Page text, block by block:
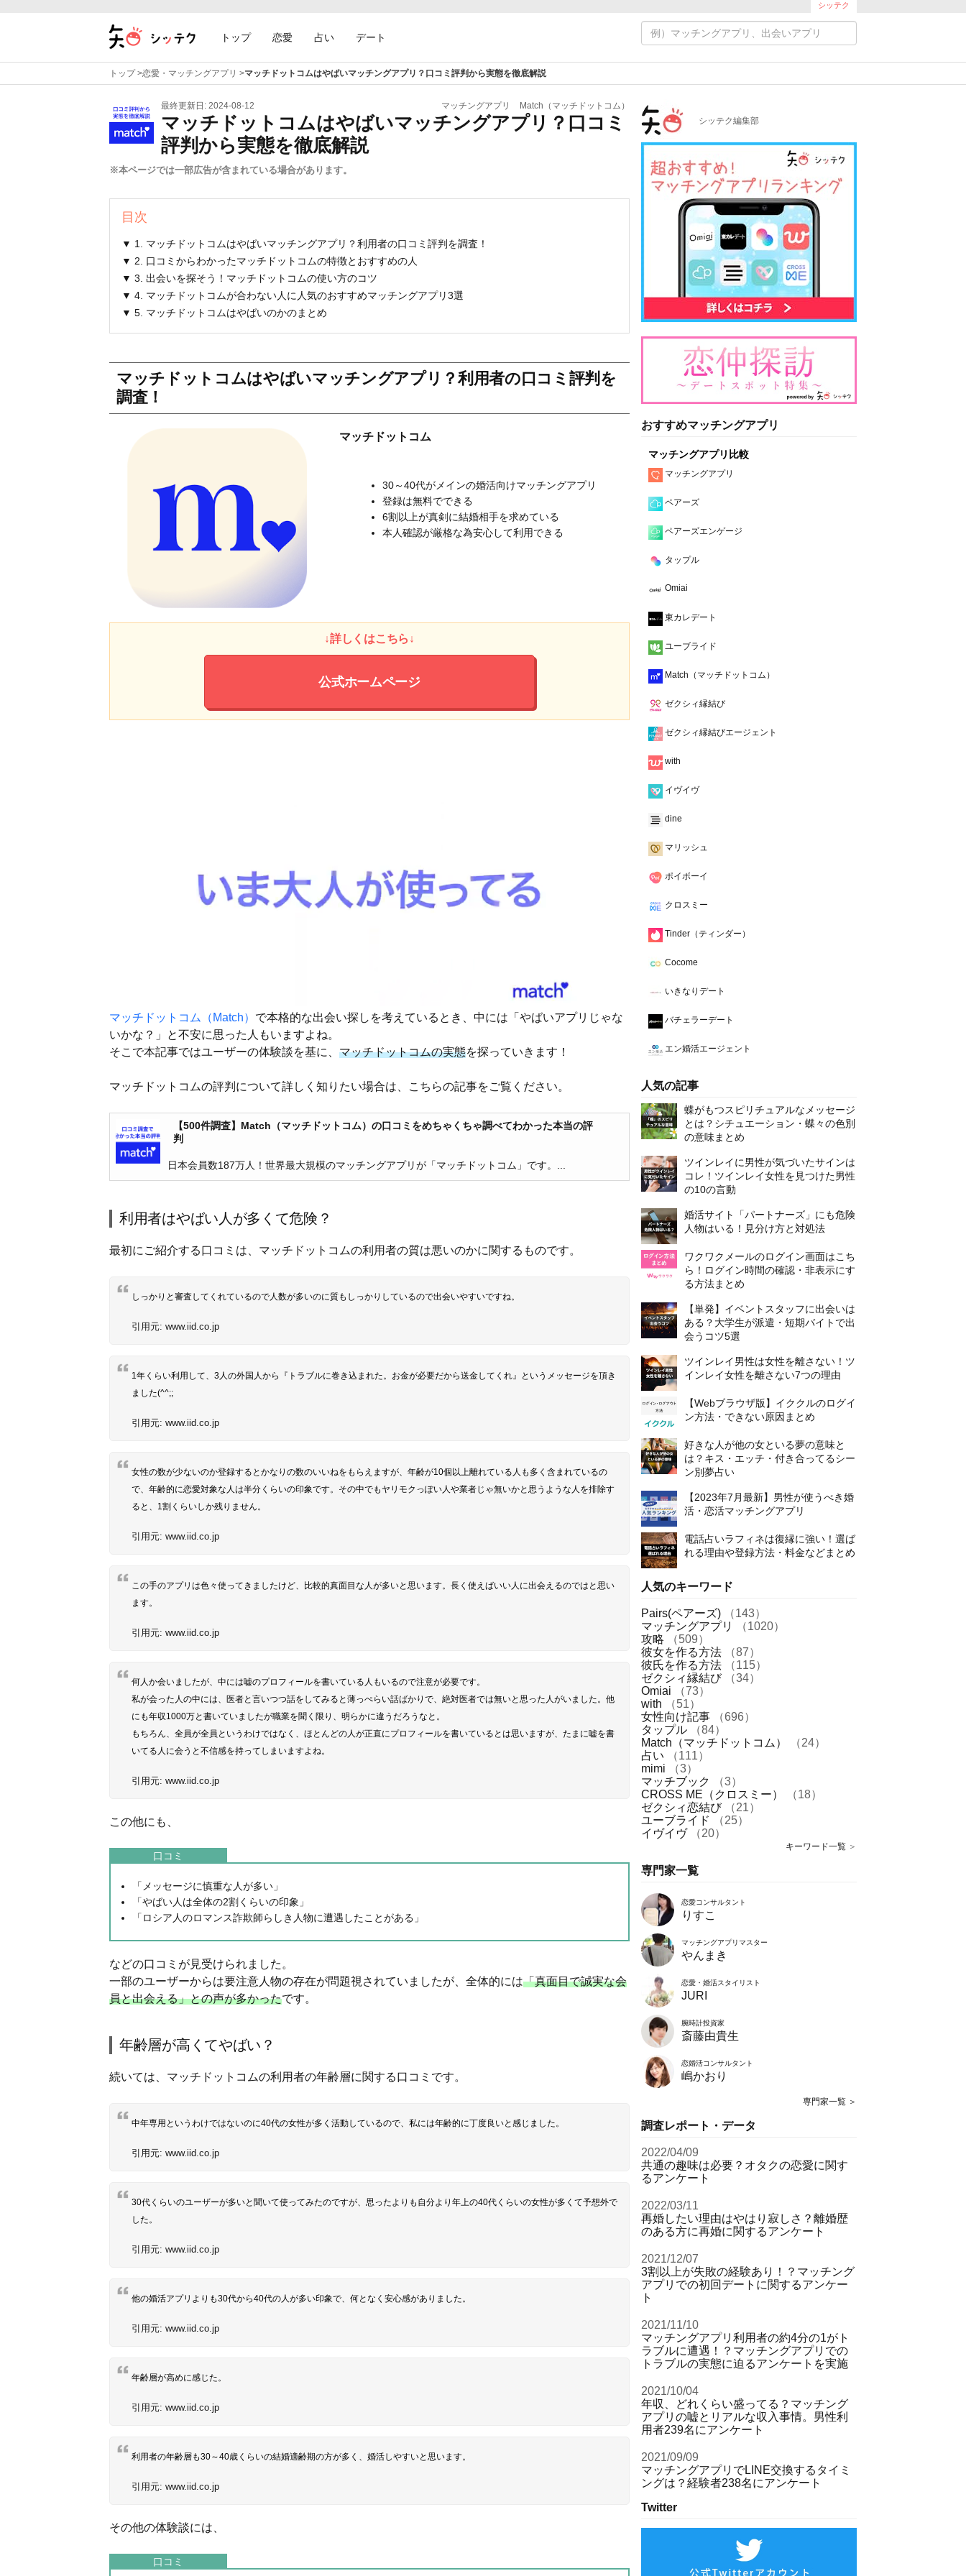
シッテク
トップ 恋愛 占い デート
トップ>恋愛・マッチングアプリ >マッチドットコムはやばいマッチングアプリ？口コミ評判から実態を徹底解説
最終更新日: 2024-08-12 マッチングアプリ Match（マッチドットコム）
マッチドットコムはやばいマッチングアプリ？口コミ
評判から実態を徹底解説
※本ページでは一部広告が含まれている場合があります。
目次
▼ 1. マッチドットコムはやばいマッチングアプリ？利用者の口コミ評判を調査！
▼ 2. 口コミからわかったマッチドットコムの特徴とおすすめの人
▼ 3. 出会いを探そう！マッチドットコムの使い方のコツ
▼ 4. マッチドットコムが合わない人に人気のおすすめマッチングアプリ3選
▼ 5. マッチドットコムはやばいのかのまとめ
マッチドットコムはやばいマッチングアプリ？利用者の口コミ評判を
調査！
マッチドットコム
30～40代がメインの婚活向けマッチングアプリ
登録は無料でできる
6割以上が真剣に結婚相手を求めている
本人確認が厳格な為安心して利用できる
↓詳しくはこちら↓
公式ホームページ
マッチドットコム（Match） で本格的な出会い探しを考えているとき、中には「やばいアプリじゃな
いかな？」と不安に思った人もいますよね。
そこで本記事ではユーザーの体験談を基に、 マッチドットコムの実態を探っていきます！
マッチドットコムの評判について詳しく知りたい場合は、こちらの記事をご覧ください。
【500件調査】Match（マッチドットコム）の口コミをめちゃくちゃ調べてわかった本当の評
判
日本会員数187万人！世界最大規模のマッチングアプリが「マッチドットコム」です。...
利用者はやばい人が多くて危険？
最初にご紹介する口コミは、マッチドットコムの利用者の質は悪いのかに関するものです。
しっかりと審査してくれているので人数が多いのに質もしっかりしているので出会いやすいですね。
引用元: www.iid.co.jp
1年くらい利用して、3人の外国人から『トラブルに巻き込まれた。お金が必要だから送金してくれ』というメッセージを頂き
ました(^^;;
引用元: www.iid.co.jp
女性の数が少ないのか登録するとかなりの数のいいねをもらえますが、年齢が10個以上離れている人も多く含まれているの
で、年齢的に恋愛対象な人は半分くらいの印象です。その中でもヤリモクっぽい人や業者じゃ無いかと思うような人を排除す
ると、1割くらいしか残りません。
引用元: www.iid.co.jp
この手のアプリは色々使ってきましたけど、比較的真面目な人が多いと思います。長く使えばいい人に出会えるのではと思い
ます。
引用元: www.iid.co.jp
何人か会いましたが、中には嘘のプロフィールを書いている人もいるので注意が必要です。
私が会った人の中には、医者と言いつつ話をしてみると薄っぺらい話ばかりで、絶対医者では無いと思った人がいました。他
にも年収1000万と書いていましたが職業を聞く限り、明らかに違うだろうなと。
もちろん、全員が全員というわけではなく、ほとんどの人が正直にプロフィールを書いているとは思いますが、たまに嘘を書
いてる人に会うと不信感を持ってしまいますよね。
引用元: www.iid.co.jp
この他にも、
口コミ
「メッセージに慎重な人が多い」
「やばい人は全体の2割くらいの印象」
「ロシア人のロマンス詐欺師らしき人物に遭遇したことがある」
などの口コミが見受けられました。
一部のユーザーからは要注意人物の存在が問題視されていましたが、全体的には「真面目で誠実な会
員と出会える」との声が多かったです。
年齢層が高くてやばい？
続いては、マッチドットコムの利用者の年齢層に関する口コミです。
中年専用というわけではないのに40代の女性が多く活動しているので、私には年齢的に丁度良いと感じました。
引用元: www.iid.co.jp
30代くらいのユーザーが多いと聞いて使ってみたのですが、思ったよりも自分より年上の40代くらいの女性が多くて予想外で
した。
引用元: www.iid.co.jp
他の婚活アプリよりも30代から40代の人が多い印象で、何となく安心感がありました。
引用元: www.iid.co.jp
年齢層が高めに感じた。
引用元: www.iid.co.jp
利用者の年齢層も30～40歳くらいの結婚適齢期の方が多く、婚活しやすいと思います。
引用元: www.iid.co.jp
その他の体験談には、
口コミ
シッテク編集部
おすすめマッチングアプリ
マッチングアプリ比較
マッチングアプリ
ペアーズ
ペアーズエンゲージ
タップル
Omiai
東カレデート
ユーブライド
Match（マッチドットコム）
ゼクシィ縁結び
ゼクシィ縁結びエージェント
with
イヴイヴ
dine
マリッシュ
ポイボーイ
クロスミー
Tinder（ティンダー）
Cocome
いきなりデート
バチェラーデート
エン婚活エージェント
人気の記事
蝶がもつスピリチュアルなメッセージ
とは？シチュエーション・蝶々の色別
の意味まとめ
ツインレイに男性が気づいたサインは
コレ！ツインレイ女性を見つけた男性
の10の言動
婚活サイト「パートナーズ」にも危険
人物はいる！見分け方と対処法
ワクワクメールのログイン画面はこち
ら！ログイン時間の確認・非表示にす
る方法まとめ
【単発】イベントスタッフに出会いは
ある？大学生が派遣・短期バイトで出
会うコツ5選
ツインレイ男性は女性を離さない！ツ
インレイ女性を離さない7つの理由
【Webブラウザ版】イククルのログイ
ン方法・できない原因まとめ
好きな人が他の女といる夢の意味と
は？キス・エッチ・付き合ってるシー
ン別夢占い
【2023年7月最新】男性が使うべき婚
活・恋活マッチングアプリ
電話占いラフィネは復縁に強い！選ば
れる理由や登録方法・料金などまとめ
人気のキーワード
Pairs(ペアーズ)
（143）
マッチングアプリ
（1020）
攻略
（509）
彼女を作る方法
（87）
彼氏を作る方法
（115）
ゼクシィ縁結び
（34）
Omiai
（73）
with
（51）
女性向け記事
（696）
タップル
（84）
Match（マッチドットコム）
（24）
占い
（111）
mimi
（3）
マッチブック
（3）
CROSS ME（クロスミー）
（18）
ゼクシィ恋結び
（21）
ユーブライド
（25）
イヴイヴ
（20）
キーワード一覧 ＞
専門家一覧
恋愛コンサルタント
りすこ
マッチングアプリマスター
やんまき
恋愛・婚活スタイリスト
JURI
腕時計投資家
斎藤由貴生
恋婚活コンサルタント
嶋かおり
専門家一覧 ＞
調査レポート・データ
2022/04/09
共通の趣味は必要？オタクの恋愛に関す
るアンケート
2022/03/11
再婚したい理由はやはり寂しさ？離婚歴
のある方に再婚に関するアンケート
2021/12/07
3割以上が失敗の経験あり！？マッチング
アプリでの初回デートに関するアンケー
ト
2021/11/10
マッチングアプリ利用者の約4分の1がト
ラブルに遭遇！？マッチングアプリでの
トラブルの実態に迫るアンケートを実施
2021/10/04
年収、どれくらい盛ってる？マッチング
アプリの嘘とリアルな収入事情。男性利
用者239名にアンケート
2021/09/09
マッチングアプリでLINE交換するタイミ
ングは？経験者238名にアンケート
Twitter